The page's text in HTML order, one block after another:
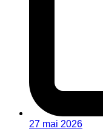
27 mai 2026